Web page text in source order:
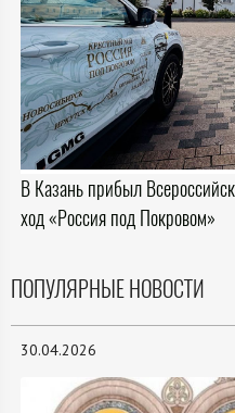
В Казань прибыл
ход «Россия под Покровом»
ПОПУЛЯРНЫЕ НОВОСТИ
30.04.2026